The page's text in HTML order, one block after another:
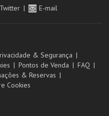
Twitter E-mail
& Segurança
Pontos de Venda
FAQ
& Reservas
Cookies